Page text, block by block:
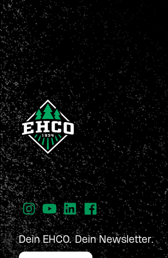
Dein EHCO. Dein Newsletter.